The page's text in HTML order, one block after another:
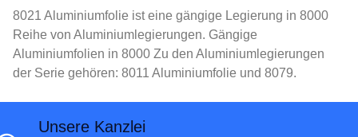
8021 Aluminiumfolie ist eine gängige Legierung in 8000
Reihe von Aluminiumlegierungen. Gängige
Aluminiumfolien in 8000 Zu den Aluminiumlegierungen
der Serie gehören: 8011 Aluminiumfolie und 8079.
Unsere Kanzlei